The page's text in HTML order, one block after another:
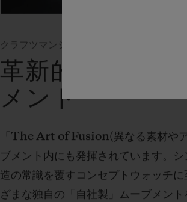
クラフツマンシップ
革新的なウォッ
メント
The Art of Fusion(異なる素材や
ブメント内にも発揮されています。
造の常識を覆すコンセプトウォッチ
ざまな独自の「自社製」ムーブメン